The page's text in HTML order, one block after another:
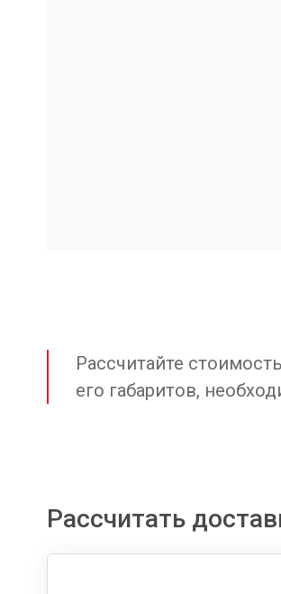
Рассчитайте
его габаритов,
Рассчитать